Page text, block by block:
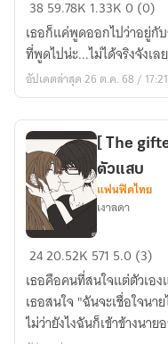
กลาง
พงไพร
(จบ)
3859.78K 1.33K0 (0)
เธอก็แค่พูดออกไปว่าอยู่กั
อัปเดตล่าสุด 26 ต.ค. 68 /
The
gifted
]
My
[ The
ตัวแสบ
แฟนฟิคไทย
เงาลดา
2420.52K 571 5.0 (3)
เธอคือคนที่สนใจแต่ตัวเอ
เธอสนใจ "ฉันจะเชื่อใจน
ไม่ว่ายังไงฉันก็เข้าข้างนาย